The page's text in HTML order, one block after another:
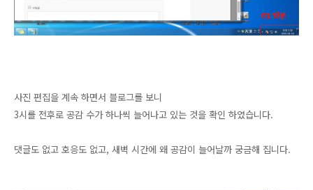
사진 편집을 계속 하면서 블로그를 보니
3시를 전후로 공감 수가 하나씩 늘어나고 있는 것을 확인 하였습니다.
댓글도 없고 호응도 없고, 새벽 시간에 왜 공감이 늘어날까 궁금해 집니다.